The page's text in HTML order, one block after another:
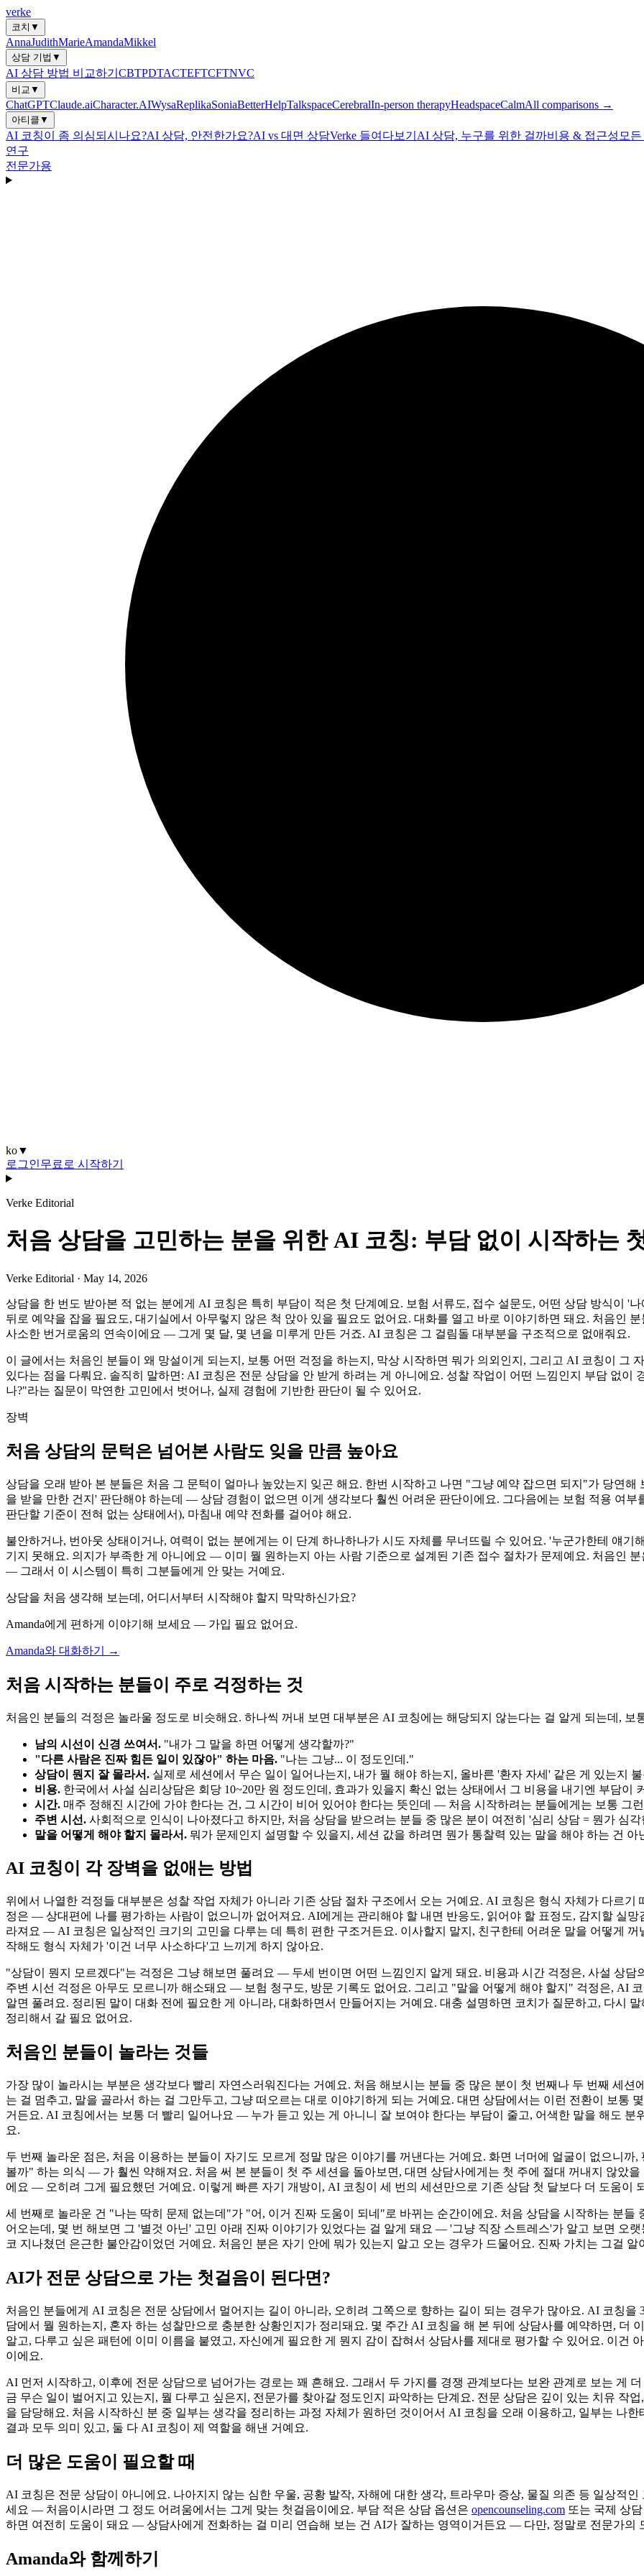
verke
코치 ▼
AnnaJudithMarieAmandaMikkel
상담 기법 ▼
AI 상담 방법 비교하기 CBTPDTACTEFTCFTNVC
비교 ▼
ChatGPTClaude.aiCharacter.AIWysaReplikaSoniaBetterHelpTalkspaceCerebralIn-person therapyHeadspaceCalmAll comparisons →
아티클 ▼
AI 코칭이 좀 의심되시나요?AI 상담, 안전한가요?AI vs 대면 상담Verke 들여다보기 AI 상담, 누구를 위한 걸까비용 & 접근성 모
연구
전문가용
ko▼
로그인무료로 시작하기
Verke Editorial
처음 상담을 고민하는 분을 위한 AI 코칭: 부담 없이 시작하는
Verke Editorial · May 14, 2026
상담을 한 번도 받아본 적 없는 분에게 AI 코칭은 특히 부담이 적은 첫 단계예요. 보험 서류도, 접수 설문도, 어떤 상담 방식이 '
뒤로 예약을 잡을 필요도, 대기실에서 아무렇지 않은 척 앉아 있을 필요도 없어요. 대화를 열고 바로 이야기하면 돼요. 처음인
사소한 번거로움의 연속이에요 — 그게 몇 달, 몇 년을 미루게 만든 거죠. AI 코칭은 그 걸림돌 대부분을 구조적으로 없애줘요.
이 글에서는 처음인 분들이 왜 망설이게 되는지, 보통 어떤 걱정을 하는지, 막상 시작하면 뭐가 의외인지, 그리고 AI 코칭이 그
있다는 점을 다뤄요. 솔직히 말하면: AI 코칭은 전문 상담을 안 받게 하려는 게 아니에요. 성찰 작업이 어떤 느낌인지 부담 없이
나?"라는 질문이 막연한 고민에서 벗어나, 실제 경험에 기반한 판단이 될 수 있어요.
장벽
처음 상담의 문턱은 넘어본 사람도 잊을 만큼 높아요
상담을 오래 받아 본 분들은 처음 그 문턱이 얼마나 높았는지 잊곤 해요. 한번 시작하고 나면 "그냥 예약 잡으면 되지"가 당연
을 받을 만한 건지' 판단해야 하는데 — 상담 경험이 없으면 이게 생각보다 훨씬 어려운 판단이에요. 그다음에는 보험 적용 여
판단할 기준이 전혀 없는 상태에서), 마침내 예약 전화를 걸어야 해요.
불안하거나, 번아웃 상태이거나, 여력이 없는 분에게는 이 단계 하나하나가 시도 자체를 무너뜨릴 수 있어요. '누군가한테 얘
기지 못해요. 의지가 부족한 게 아니에요 — 이미 뭘 원하는지 아는 사람 기준으로 설계된 기존 접수 절차가 문제예요. 처음인
— 그래서 이 시스템이 특히 그분들에게 안 맞는 거예요.
상담을 처음 생각해 보는데, 어디서부터 시작해야 할지 막막하신가요?
Amanda에게 편하게 이야기해 보세요 — 가입 필요 없어요.
Amanda와 대화하기 →
처음 시작하는 분들이 주로 걱정하는 것
처음인 분들의 걱정은 놀라울 정도로 비슷해요. 하나씩 꺼내 보면 대부분은 AI 코칭에는 해당되지 않는다는 걸 알게 되는데, 보
남의 시선이 신경 쓰여서. "내가 그 말을 하면 어떻게 생각할까?"
"다른 사람은 진짜 힘든 일이 있잖아" 하는 마음. "나는 그냥... 이 정도인데."
상담이 뭔지 잘 몰라서. 실제로 세션에서 무슨 일이 일어나는지, 내가 뭘 해야 하는지, 올바른 '환자 자세' 같은 게 있는지
비용. 한국에서 사설 심리상담은 회당 10~20만 원 정도인데, 효과가 있을지 확신 없는 상태에서 그 비용을 내기엔 부담이
시간. 매주 정해진 시간에 가야 한다는 건, 그 시간이 비어 있어야 한다는 뜻인데 — 처음 시작하려는 분들에게는 보통 그
주변 시선. 사회적으로 인식이 나아졌다고 하지만, 처음 상담을 받으려는 분들 중 많은 분이 여전히 '심리 상담 = 뭔가 심
말을 어떻게 해야 할지 몰라서. 뭐가 문제인지 설명할 수 있을지, 세션 값을 하려면 뭔가 통찰력 있는 말을 해야 하는 건 아
AI 코칭이 각 장벽을 없애는 방법
위에서 나열한 걱정들 대부분은 성찰 작업 자체가 아니라 기존 상담 절차 구조에서 오는 거예요. AI 코칭은 형식 자체가 다르
정은 — 상대편에 나를 평가하는 사람이 없으니까 없어져요. AI에게는 관리해야 할 내면 반응도, 읽어야 할 표정도, 감지할 실
라져요 — AI 코칭은 일상적인 크기의 고민을 다루는 데 특히 편한 구조거든요. 이사할지 말지, 친구한테 어려운 말을 어떻게
작해도 형식 자체가 '이건 너무 사소하다'고 느끼게 하지 않아요.
"상담이 뭔지 모르겠다"는 걱정은 그냥 해보면 풀려요 — 두세 번이면 어떤 느낌인지 알게 돼요. 비용과 시간 걱정은, 사설 상담
주변 시선 걱정은 아무도 모르니까 해소돼요 — 보험 청구도, 방문 기록도 없어요. 그리고 "말을 어떻게 해야 할지" 걱정은, AI
알면 풀려요. 정리된 말이 대화 전에 필요한 게 아니라, 대화하면서 만들어지는 거예요. 대충 설명하면 코치가 질문하고, 다시
정리해서 갈 필요 없어요.
처음인 분들이 놀라는 것들
가장 많이 놀라시는 부분은 생각보다 빨리 자연스러워진다는 거예요. 처음 해보시는 분들 중 많은 분이 첫 번째나 두 번째 세
는 걸 멈추고, 말을 골라서 하는 걸 그만두고, 그냥 떠오르는 대로 이야기하게 되는 거예요. 대면 상담에서는 이런 전환이 보통
거든요. AI 코칭에서는 보통 더 빨리 일어나요 — 누가 듣고 있는 게 아니니 잘 보여야 한다는 부담이 줄고, 어색한 말을 해도
요.
두 번째 놀라운 점은, 처음 이용하는 분들이 자기도 모르게 정말 많은 이야기를 꺼낸다는 거예요. 화면 너머에 얼굴이 없으니
볼까" 하는 의식 — 가 훨씬 약해져요. 처음 써 본 분들이 첫 주 세션을 돌아보면, 대면 상담사에게는 첫 주에 절대 꺼내지 않았
에요 — 오히려 그게 필요했던 거예요. 이렇게 빠른 자기 개방이, AI 코칭이 세 번의 세션만으로 기존 상담 첫 달보다 더 도움이
세 번째로 놀라운 건 "나는 딱히 문제 없는데"가 "어, 이거 진짜 도움이 되네"로 바뀌는 순간이에요. 처음 상담을 시작하는 분들
어오는데, 몇 번 해보면 그 '별것 아닌' 고민 아래 진짜 이야기가 있었다는 걸 알게 돼요 — '그냥 직장 스트레스'가 알고 보면 오
코 지나쳤던 은근한 불안감이었던 거예요. 처음인 분은 자기 안에 뭐가 있는지 알고 오는 경우가 드물어요. 진짜 가치는 그걸
AI가 전문 상담으로 가는 첫걸음이 된다면?
처음인 분들에게 AI 코칭은 전문 상담에서 멀어지는 길이 아니라, 오히려 그쪽으로 향하는 길이 되는 경우가 많아요. AI 코칭
담에서 뭘 원하는지, 혼자 하는 성찰만으로 충분한 상황인지가 정리돼요. 몇 주간 AI 코칭을 해 본 뒤에 상담사를 예약하면, 더
알고, 다루고 싶은 패턴에 이미 이름을 붙였고, 자신에게 필요한 게 뭔지 감이 잡혀서 상담사를 제대로 평가할 수 있어요. 이건
이에요.
AI 먼저 시작하고, 이후에 전문 상담으로 넘어가는 경로는 꽤 흔해요. 그래서 두 가지를 경쟁 관계보다는 보완 관계로 보는 게
금 무슨 일이 벌어지고 있는지, 뭘 다루고 싶은지, 전문가를 찾아갈 정도인지 파악하는 단계요. 전문 상담은 깊이 있는 치유 작
을 담당해요. 처음 시작하신 분 중 일부는 생각을 정리하는 과정 자체가 원하던 것이어서 AI 코칭을 오래 이용하고, 일부는 나
결과 모두 의미 있고, 둘 다 AI 코칭이 제 역할을 해낸 거예요.
더 많은 도움이 필요할 때
AI 코칭은 전문 상담이 아니에요. 나아지지 않는 심한 우울, 공황 발작, 자해에 대한 생각, 트라우마 증상, 물질 의존 등 일상적
세요 — 처음이시라면 그 정도 어려움에서는 그게 맞는 첫걸음이에요. 부담 적은 상담 옵션은 opencounseling.com 또는 국제 상
하면 여전히 도움이 돼요 — 상담사에게 전화하는 걸 미리 연습해 보는 건 AI가 잘하는 영역이거든요 — 다만, 정말로 전문가의
Amanda와 함께하기